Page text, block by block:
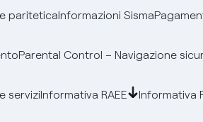
pariteticaInformazioni Sisma
Parental Control – Navigazione
serviziInformativa RAEE Informativa